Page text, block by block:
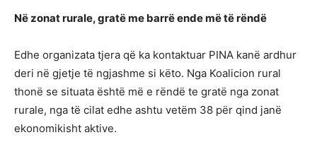
Në zonat rurale, gratë me barrë ende më të rëndë
Edhe organizata tjera që ka kontaktuar PINA kanë ardhur
deri në gjetje të ngjashme si këto. Nga Koalicion rural
thonë se situata është më e rëndë te gratë nga zonat
rurale, nga të cilat edhe ashtu vetëm 38 për qind janë
ekonomikisht aktive.